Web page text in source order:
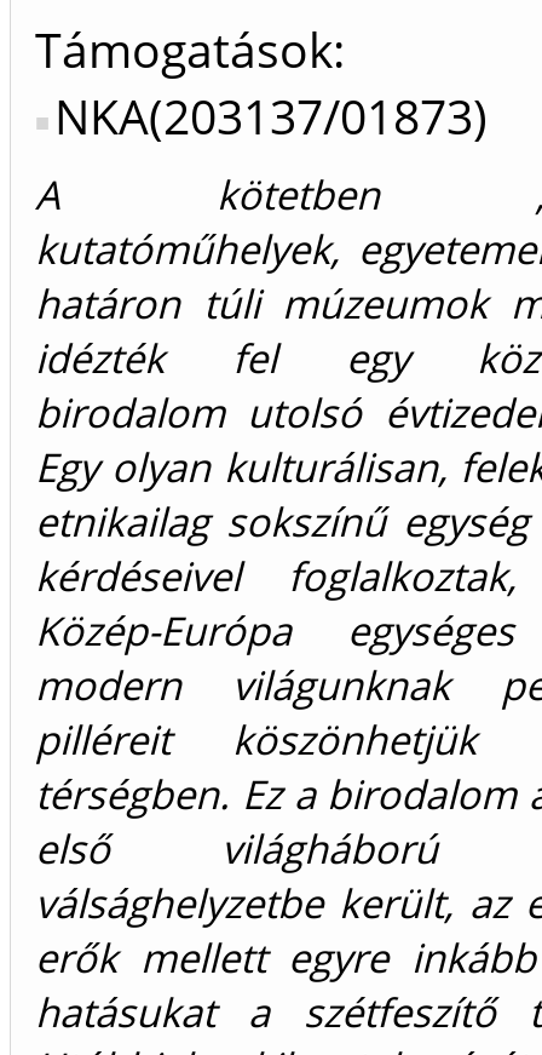
Támogatások:
NKA(203137/01873)
A kötetben
kutatóműhelyek,
határon túli múzeumok
idézték fel egy
birodalom utolsó
Egy olyan kulturálisan,
etnikailag sokszínű
kérdéseivel
Közép-Európa
modern világunknak
pilléreit
térségben. Ez a birodalom
első világháború
válsághelyzetbe került, az
erők mellett egyre
hatásukat a szétfeszítő